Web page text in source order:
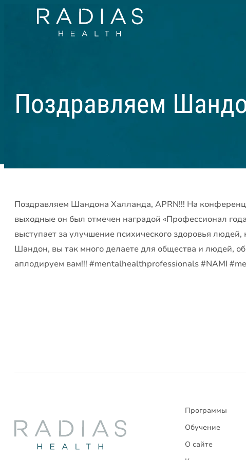
Поздравляем
Поздравляем Шандона Халланда, APRN!!! На
выходные он был отмечен наградой «Профессионал
выступает за улучшение психического здоровья
Шандон, вы так много делаете для общества и людей,
аплодируем вам!!! #mentalhealthprofessionals #NAMI
Программы
Обучение
О сайте